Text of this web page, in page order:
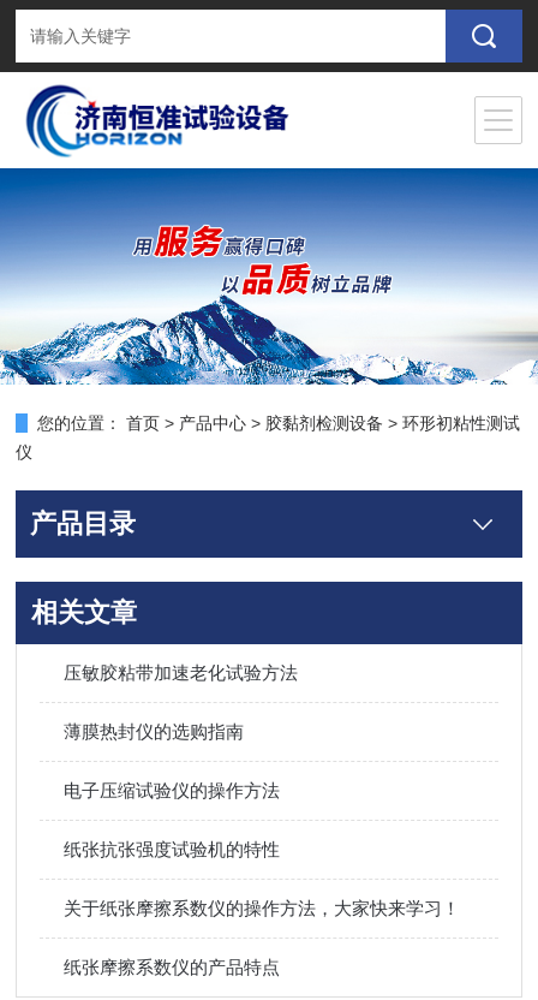
您的位置： 首页 > 产品中心 > 胶黏剂检测设备 >环形初粘性测试
仪
产品目录
相关文章
压敏胶粘带加速老化试验方法
薄膜热封仪的选购指南
电子压缩试验仪的操作方法
纸张抗张强度试验机的特性
关于纸张摩擦系数仪的操作方法，大家快来学习！
纸张摩擦系数仪的产品特点